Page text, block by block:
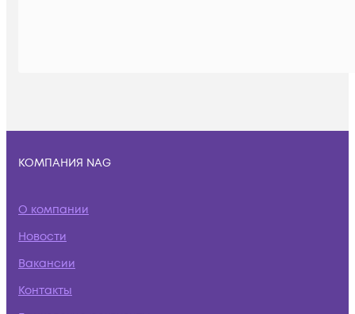
КОМПАНИЯ NAG
О компании
Новости
Вакансии
Контакты